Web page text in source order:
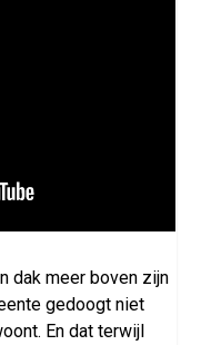
dak meer boven zijn
gedoogt niet
En dat terwijl